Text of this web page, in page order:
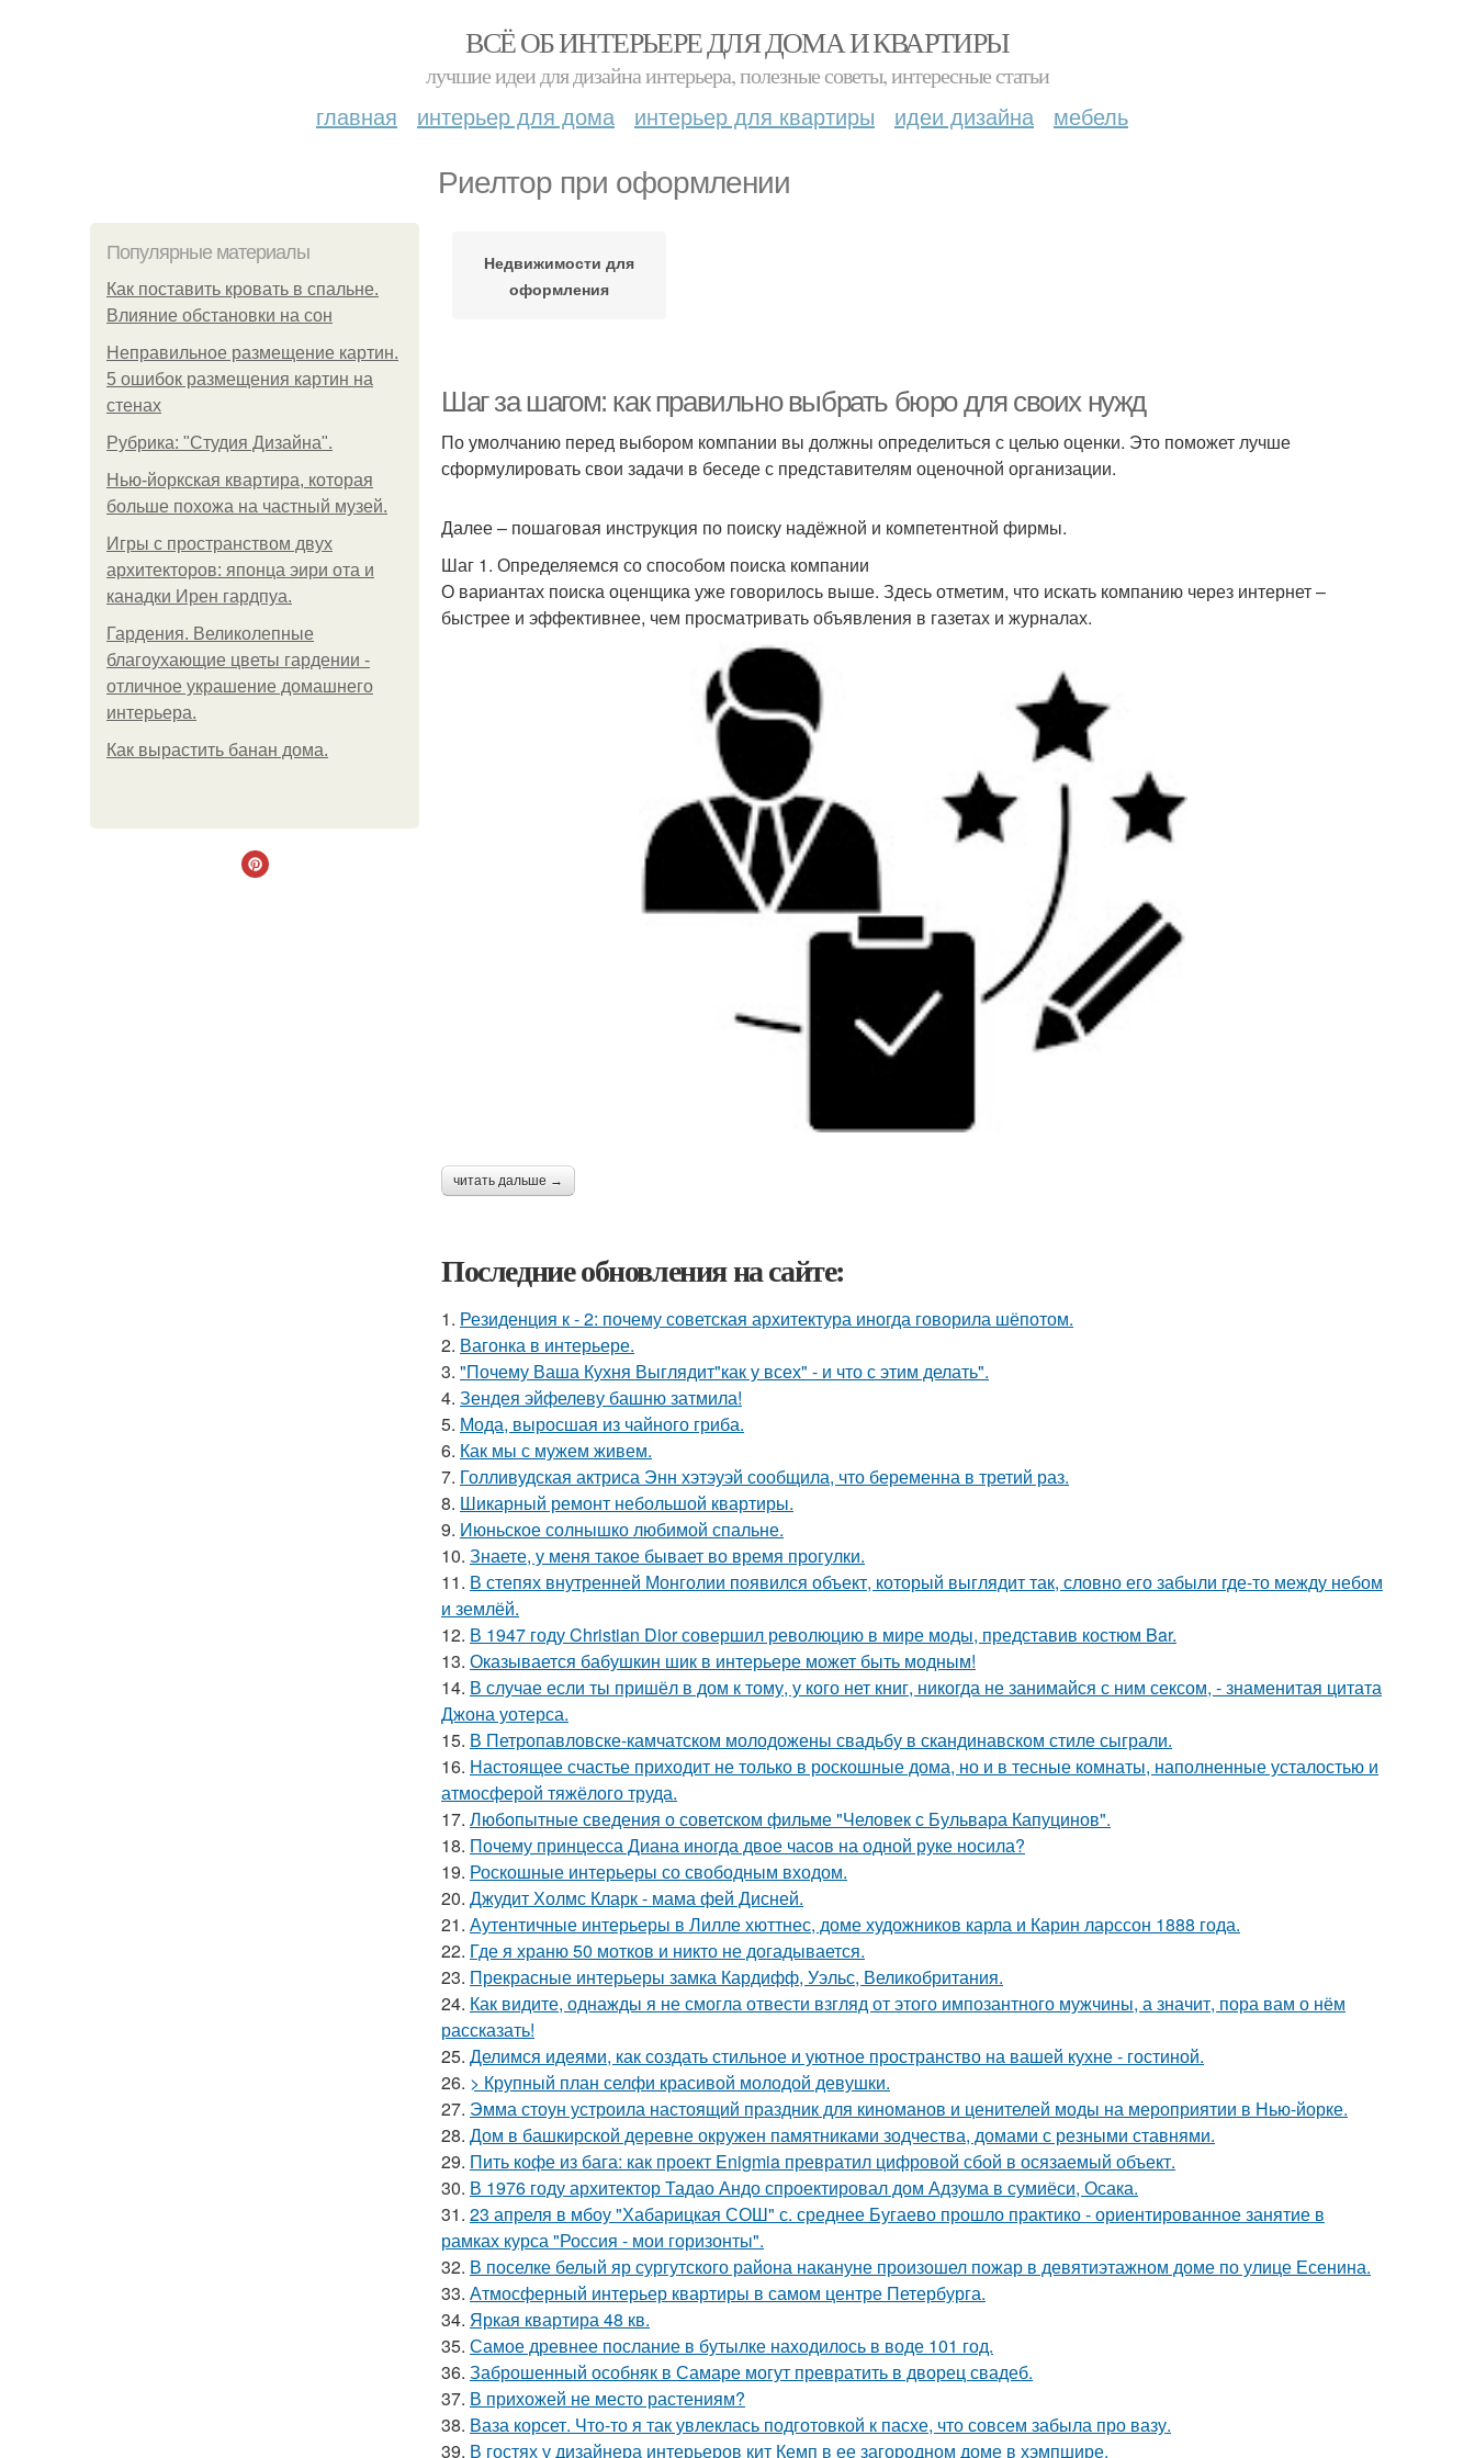
ВСЁ ОБ ИНТЕРЬЕРЕ ДЛЯ ДОМА И КВАРТИРЫ
лучшие идеи для дизайна интерьера, полезные советы, интересные статьи
главная интерьер для дома интерьер для квартиры идеи дизайна мебель
Риелтор при оформлении
Популярные материалы
Как поставить кровать в спальне.
Влияние обстановки на сон
Неправильное размещение картин.
5 ошибок размещения картин на
стенах
Рубрика: "Студия Дизайна".
Нью-йоркская квартира, которая
больше похожа на частный музей.
Игры с пространством двух
архитекторов: японца эири ота и
канадки Ирен гардпуа.
Гардения. Великолепные
благоухающие цветы гардении -
отличное украшение домашнего
интерьера.
Как вырастить банан дома.
Недвижимости для
оформления
Шаг за шагом: как правильно выбрать бюро для своих нужд
По умолчанию перед выбором компании вы должны определиться с целью оценки. Это поможет лучше
сформулировать свои задачи в беседе с представителям оценочной организации.
Далее – пошаговая инструкция по поиску надёжной и компетентной фирмы.
Шаг 1. Определяемся со способом поиска компании
О вариантах поиска оценщика уже говорилось выше. Здесь отметим, что искать компанию через интернет –
быстрее и эффективнее, чем просматривать объявления в газетах и журналах.
читать дальше →
Последние обновления на сайте:
1. Резиденция к - 2: почему советская архитектура иногда говорила шёпотом.
2. Вагонка в интерьере.
3. "Почему Ваша Кухня Выглядит"как у всех" - и что с этим делать".
4. Зендея эйфелеву башню затмила!
5. Мода, выросшая из чайного гриба.
6. Как мы с мужем живем.
7. Голливудская актриса Энн хэтэуэй сообщила, что беременна в третий раз.
8. Шикарный ремонт небольшой квартиры.
9. Июньское солнышко любимой спальне.
10. Знаете, у меня такое бывает во время прогулки.
11. В степях внутренней Монголии появился объект, который выглядит так, словно его забыли где-то между небом
и землёй.
12. В 1947 году Christian Dior совершил революцию в мире моды, представив костюм Bar.
13. Оказывается бабушкин шик в интерьере может быть модным!
14. В случае если ты пришёл в дом к тому, у кого нет книг, никогда не занимайся с ним сексом, - знаменитая цитата
Джона уотерса.
15. В Петропавловске-камчатском молодожены свадьбу в скандинавском стиле сыграли.
16. Настоящее счастье приходит не только в роскошные дома, но и в тесные комнаты, наполненные усталостью и
атмосферой тяжёлого труда.
17. Любопытные сведения о советском фильме "Человек с Бульвара Капуцинов".
18. Почему принцесса Диана иногда двое часов на одной руке носила?
19. Роскошные интерьеры со свободным входом.
20. Джудит Холмс Кларк - мама фей Дисней.
21. Аутентичные интерьеры в Лилле хюттнес, доме художников карла и Карин ларссон 1888 года.
22. Где я храню 50 мотков и никто не догадывается.
23. Прекрасные интерьеры замка Кардифф, Уэльс, Великобритания.
24. Как видите, однажды я не смогла отвести взгляд от этого импозантного мужчины, а значит, пора вам о нём
рассказать!
25. Делимся идеями, как создать стильное и уютное пространство на вашей кухне - гостиной.
26. > Крупный план селфи красивой молодой девушки.
27. Эмма стоун устроила настоящий праздник для киноманов и ценителей моды на мероприятии в Нью-йорке.
28. Дом в башкирской деревне окружен памятниками зодчества, домами с резными ставнями.
29. Пить кофе из бага: как проект Enigmia превратил цифровой сбой в осязаемый объект.
30. В 1976 году архитектор Тадао Андо спроектировал дом Адзума в сумиёси, Осака.
31. 23 апреля в мбоу "Хабарицкая СОШ" с. среднее Бугаево прошло практико - ориентированное занятие в
рамках курса "Россия - мои горизонты".
32. В поселке белый яр сургутского района накануне произошел пожар в девятиэтажном доме по улице Есенина.
33. Атмосферный интерьер квартиры в самом центре Петербурга.
34. Яркая квартира 48 кв.
35. Самое древнее послание в бутылке находилось в воде 101 год.
36. Заброшенный особняк в Самаре могут превратить в дворец свадеб.
37. В прихожей не место растениям?
38. Ваза корсет. Что-то я так увлеклась подготовкой к пасхе, что совсем забыла про вазу.
39. В гостях у дизайнера интерьеров кит Кемп в ее загородном доме в хэмпшире.